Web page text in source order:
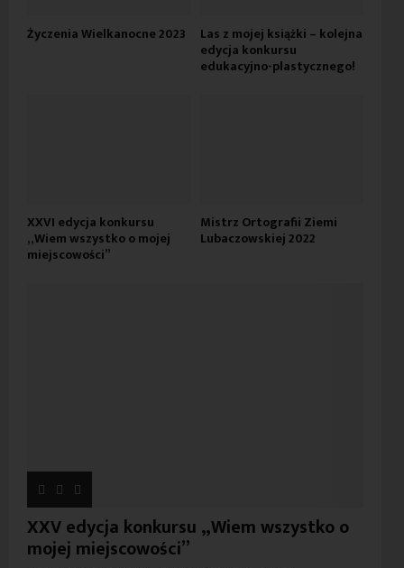
Życzenia Wielkanocne 2023 Las z mojej książki – kolejna
edycja konkursu
edukacyjno-plastycznego!
XXVI edycja konkursu
„Wiem wszystko o mojej
miejscowości”
Mistrz Ortografii Ziemi
Lubaczowskiej 2022
XXV edycja konkursu „Wiem wszystko o
mojej miejscowości”